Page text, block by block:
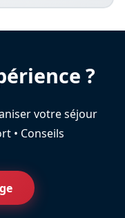
?
votre séjour
• Conseils